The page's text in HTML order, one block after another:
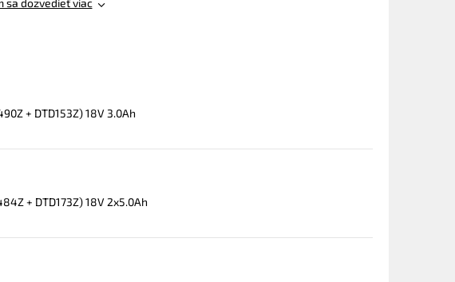
sa dozvedieť viac
+ DTD153Z) 18V 3.0Ah
+ DTD173Z) 18V 2x5.0Ah